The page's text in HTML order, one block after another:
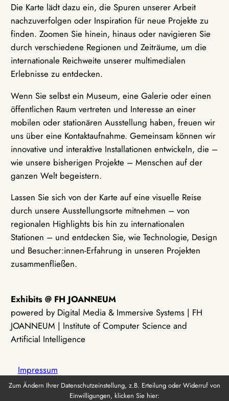
Die Karte lädt dazu ein, die Spuren unserer Arbeit
nachzuverfolgen oder Inspiration für neue Projekte zu
finden. Zoomen Sie hinein, hinaus oder navigieren Sie
durch verschiedene Regionen und Zeiträume, um die
internationale Reichweite unserer multimedialen
Erlebnisse zu entdecken.
Wenn Sie selbst ein Museum, eine Galerie oder einen
öffentlichen Raum vertreten und Interesse an einer
mobilen oder stationären Ausstellung haben, freuen wir
uns über eine Kontaktaufnahme. Gemeinsam können wir
innovative und interaktive Installationen entwickeln, die –
wie unsere bisherigen Projekte – Menschen auf der
ganzen Welt begeistern.
Lassen Sie sich von der Karte auf eine visuelle Reise
durch unsere Ausstellungsorte mitnehmen – von
regionalen Highlights bis hin zu internationalen
Stationen – und entdecken Sie, wie Technologie, Design
und Besucher:innen-Erfahrung in unseren Projekten
zusammenfließen.
Exhibits @ FH JOANNEUM
powered by Digital Media & Immersive Systems | FH
JOANNEUM | Institute of Computer Science and
Artificial Intelligence
Impressum
Zum Ändern Ihrer Datenschutzeinstellung, z.B. Erteilung oder Widerruf von
Einwilligungen, klicken Sie hier: